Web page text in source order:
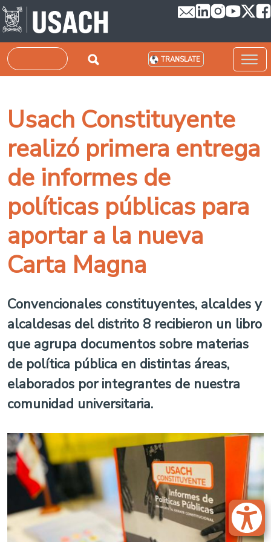
Skip to main content
Search TRANSLATE
Usach Constituyente
realizó primera entrega
de informes de
políticas públicas para
aportar a la nueva
Carta Magna
Convencionales constituyentes, alcaldes y
alcaldesas del distrito 8 recibieron un libro
que agrupa documentos sobre materias
de política pública en distintas áreas,
elaborados por integrantes de nuestra
comunidad universitaria.